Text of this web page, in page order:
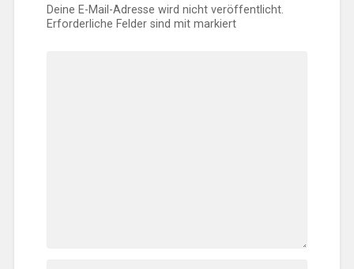
Deine E-Mail-Adresse wird nicht veröffentlicht.
Erforderliche Felder sind mitmarkiert